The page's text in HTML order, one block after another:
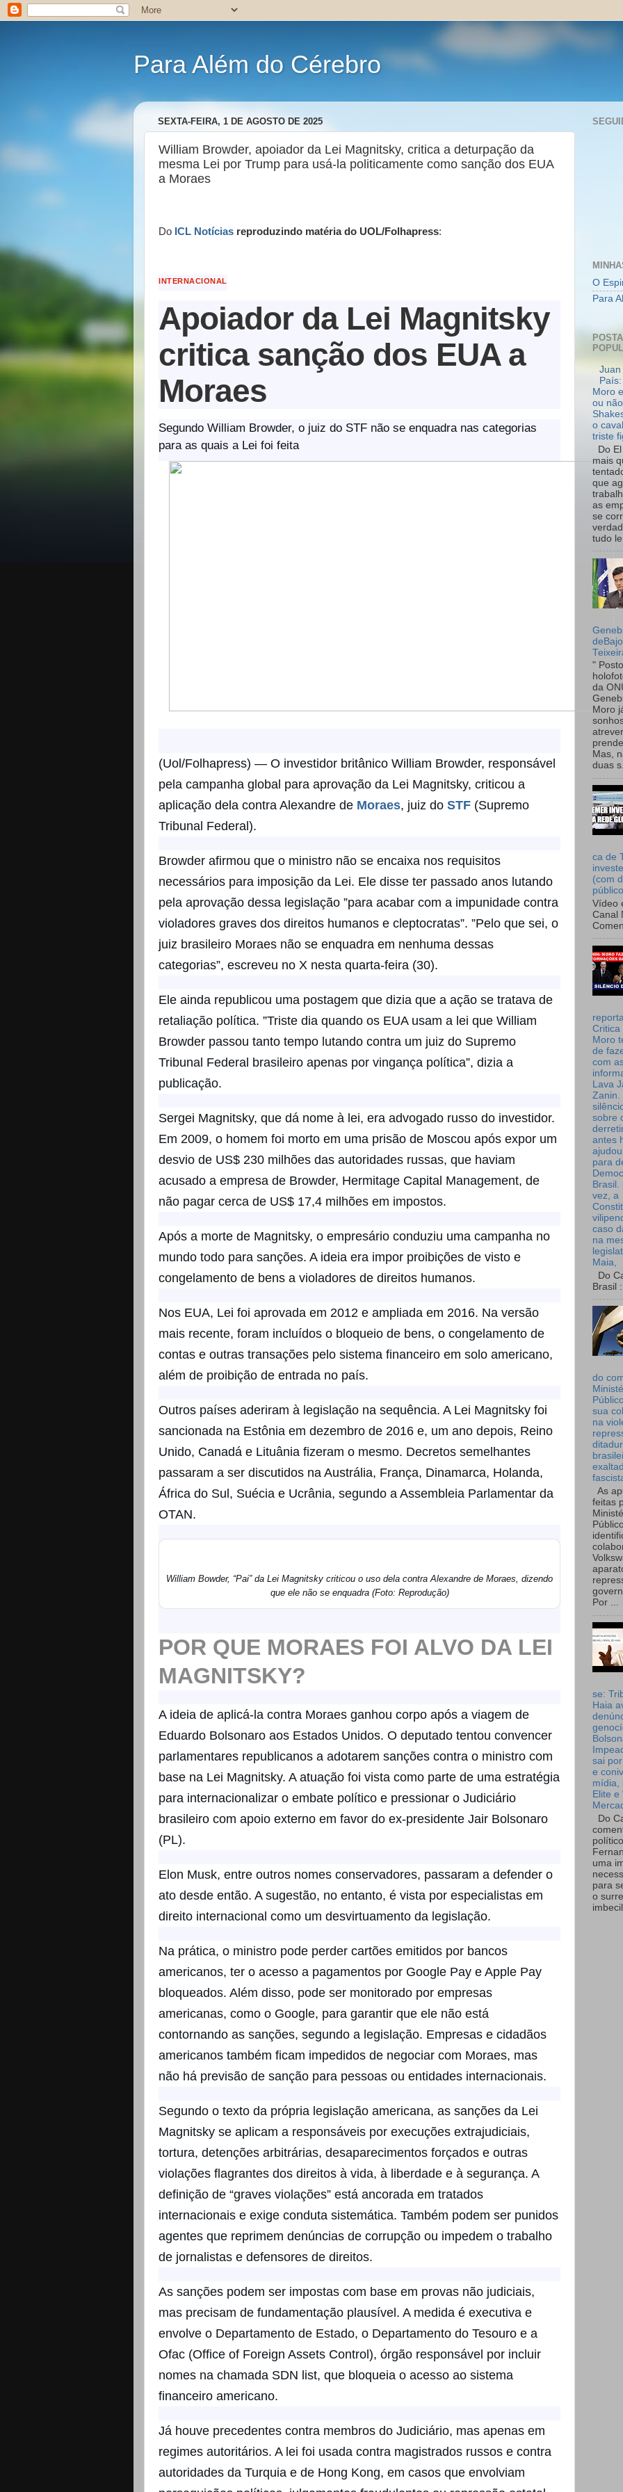
Para Além do Cérebro
SEXTA-FEIRA, 1 DE AGOSTO DE 2025
William Browder, apoiador da Lei Magnitsky, critica a deturpação da
mesma Lei por Trump para usá-la politicamente como sanção dos EUA
a Moraes
Do ICL Notícias reproduzindo matéria do UOL/Folhapress:
INTERNACIONAL
Apoiador da Lei Magnitsky
critica sanção dos EUA a
Moraes
Segundo William Browder, o juiz do STF não se enquadra nas categorias
para as quais a Lei foi feita
(Uol/Folhapress) — O investidor britânico William Browder, responsável
pela campanha global para aprovação da Lei Magnitsky, criticou a
aplicação dela contra Alexandre de Moraes, juiz do STF (Supremo
Tribunal Federal).
Browder afirmou que o ministro não se encaixa nos requisitos
necessários para imposição da Lei. Ele disse ter passado anos lutando
pela aprovação dessa legislação ”para acabar com a impunidade contra
violadores graves dos direitos humanos e cleptocratas”. ”Pelo que sei, o
juiz brasileiro Moraes não se enquadra em nenhuma dessas
categorias”, escreveu no X nesta quarta-feira (30).
Ele ainda republicou uma postagem que dizia que a ação se tratava de
retaliação política. ”Triste dia quando os EUA usam a lei que William
Browder passou tanto tempo lutando contra um juiz do Supremo
Tribunal Federal brasileiro apenas por vingança política”, dizia a
publicação.
Sergei Magnitsky, que dá nome à lei, era advogado russo do investidor.
Em 2009, o homem foi morto em uma prisão de Moscou após expor um
desvio de US$ 230 milhões das autoridades russas, que haviam
acusado a empresa de Browder, Hermitage Capital Management, de
não pagar cerca de US$ 17,4 milhões em impostos.
Após a morte de Magnitsky, o empresário conduziu uma campanha no
mundo todo para sanções. A ideia era impor proibições de visto e
congelamento de bens a violadores de direitos humanos.
Nos EUA, Lei foi aprovada em 2012 e ampliada em 2016. Na versão
mais recente, foram incluídos o bloqueio de bens, o congelamento de
contas e outras transações pelo sistema financeiro em solo americano,
além de proibição de entrada no país.
Outros países aderiram à legislação na sequência. A Lei Magnitsky foi
sancionada na Estônia em dezembro de 2016 e, um ano depois, Reino
Unido, Canadá e Lituânia fizeram o mesmo. Decretos semelhantes
passaram a ser discutidos na Austrália, França, Dinamarca, Holanda,
África do Sul, Suécia e Ucrânia, segundo a Assembleia Parlamentar da
OTAN.
William Bowder, “Pai” da Lei Magnitsky criticou o uso dela contra Alexandre de Moraes, dizendo
que ele não se enquadra (Foto: Reprodução)
POR QUE MORAES FOI ALVO DA LEI
MAGNITSKY?
A ideia de aplicá-la contra Moraes ganhou corpo após a viagem de
Eduardo Bolsonaro aos Estados Unidos. O deputado tentou convencer
parlamentares republicanos a adotarem sanções contra o ministro com
base na Lei Magnitsky. A atuação foi vista como parte de uma estratégia
para internacionalizar o embate político e pressionar o Judiciário
brasileiro com apoio externo em favor do ex-presidente Jair Bolsonaro
(PL).
Elon Musk, entre outros nomes conservadores, passaram a defender o
ato desde então. A sugestão, no entanto, é vista por especialistas em
direito internacional como um desvirtuamento da legislação.
Na prática, o ministro pode perder cartões emitidos por bancos
americanos, ter o acesso a pagamentos por Google Pay e Apple Pay
bloqueados. Além disso, pode ser monitorado por empresas
americanas, como o Google, para garantir que ele não está
contornando as sanções, segundo a legislação. Empresas e cidadãos
americanos também ficam impedidos de negociar com Moraes, mas
não há previsão de sanção para pessoas ou entidades internacionais.
Segundo o texto da própria legislação americana, as sanções da Lei
Magnitsky se aplicam a responsáveis por execuções extrajudiciais,
tortura, detenções arbitrárias, desaparecimentos forçados e outras
violações flagrantes dos direitos à vida, à liberdade e à segurança. A
definição de “graves violações” está ancorada em tratados
internacionais e exige conduta sistemática. Também podem ser punidos
agentes que reprimem denúncias de corrupção ou impedem o trabalho
de jornalistas e defensores de direitos.
As sanções podem ser impostas com base em provas não judiciais,
mas precisam de fundamentação plausível. A medida é executiva e
envolve o Departamento de Estado, o Departamento do Tesouro e a
Ofac (Office of Foreign Assets Control), órgão responsável por incluir
nomes na chamada SDN list, que bloqueia o acesso ao sistema
financeiro americano.
Já houve precedentes contra membros do Judiciário, mas apenas em
regimes autoritários. A lei foi usada contra magistrados russos e contra
autoridades da Turquia e de Hong Kong, em casos que envolviam
O
Para
Juan
Moro
ou
o
triste
Do
mais
que
as
se
tudo
"
da
Moro
Mas,
duas
ca de
(com
Vídeo
Canal
Critica
Moro
de
com
Lava
Zanin.
sobre
antes
para
Brasil.
vez, a
caso
na
Maia,
Do
Brasil :
do
sua
na
As
feitas
Por ...
se:
Haia
sai
e
mídia,
Elite e
Do
uma
para
o